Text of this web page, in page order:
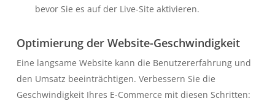
bevor Sie es auf der Live-Site aktivieren.
Optimierung der Website-Geschwindigkeit
Eine langsame Website kann die Benutzererfahrung und
den Umsatz beeinträchtigen. Verbessern Sie die
Geschwindigkeit Ihres E-Commerce mit diesen Schritten: